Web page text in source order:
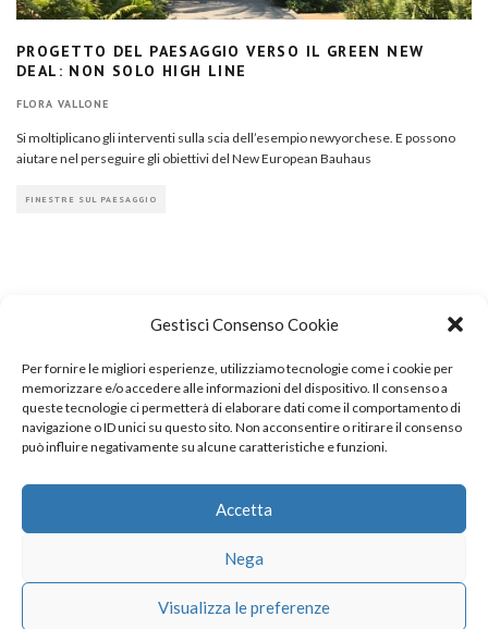
Gestisci Consenso Cookie
Per fornire le migliori esperienze, utilizziamo tecnologie come i cookie per
memorizzare e/o accedere alle informazioni del dispositivo. Il consenso a
queste tecnologie ci permetterà di elaborare dati come il comportamento di
navigazione o ID unici su questo sito. Non acconsentire o ritirare il consenso
può influire negativamente su alcune caratteristiche e funzioni.
Accetta
Nega
Visualizza le preferenze
PROGETTO DEL PAESAGGIO VERSO IL GREEN NEW
DEAL: NON SOLO HIGH LINE
FLORA VALLONE
Si moltiplicano gli interventi sulla scia dell’esempio newyorchese. E possono
aiutare nel perseguire gli obiettivi del New European Bauhaus
FINESTRE SUL PAESAGGIO
COPYRIGHT
© TheArchitecturalPost 2024
SOCIAL NETWORK
facebookinstagram